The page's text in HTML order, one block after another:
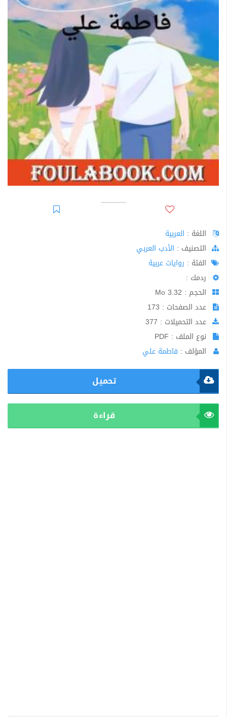
اللغة : العربية
اﻟﺘﺼﻨﻴﻒ : الأدب العربي
الفئة : روايات عربية
ردمك :
الحجم : 3.32 Mo
عدد الصفحات : 173
عدد التحميلات : 377
نوع الملف : PDF
المؤلف : فاطمة علي
تحميل
قراءة